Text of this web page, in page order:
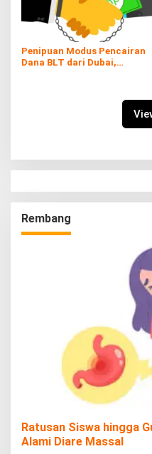
Penipuan Modus Pencairan
Dana BLT dari Dubai,
Rembang
Ratusan Siswa hingga
Alami Diare Massal